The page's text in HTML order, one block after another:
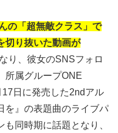
の「超無敵クラス」で
切り抜いた動画が
り、彼女のSNSフォロ
所属グループONE
日に発売した2ndアル
を』の表題曲のライブパ
同時期に話題となり、